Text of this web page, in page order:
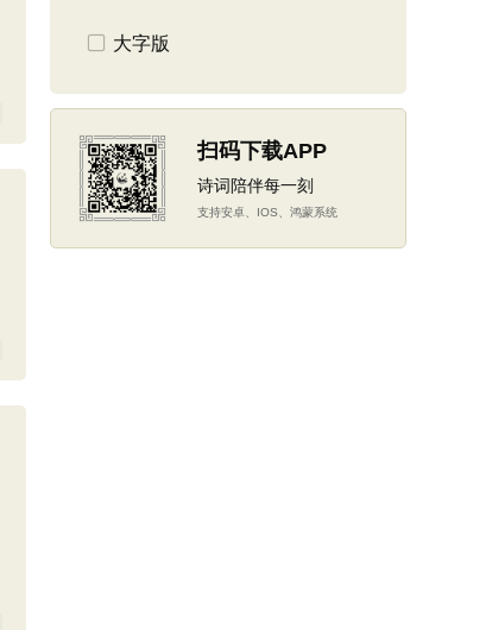
大字版
扫码下载APP
诗词陪伴每一刻
支持安卓、IOS、鸿蒙系统